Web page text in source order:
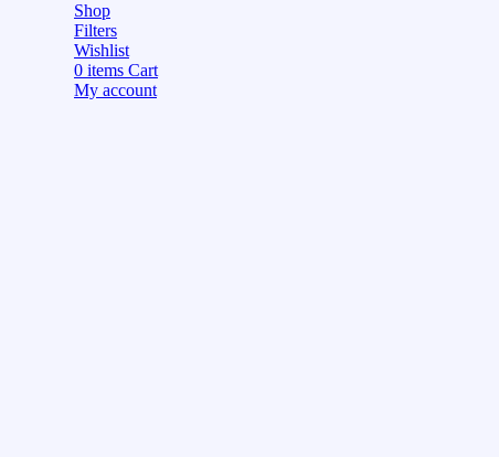
Shop
Filters
Wishlist
0 items Cart
My account